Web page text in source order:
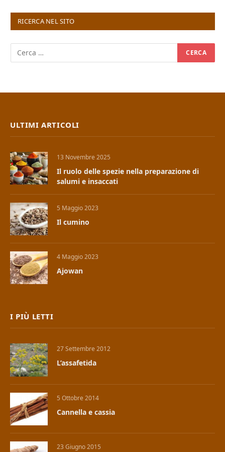
RICERCA NEL SITO
ULTIMI ARTICOLI
13 Novembre 2025
Il ruolo delle spezie nella preparazione di
salumi e insaccati
5 Maggio 2023
Il cumino
4 Maggio 2023
Ajowan
I PIÙ LETTI
27 Settembre 2012
L’assafetida
5 Ottobre 2014
Cannella e cassia
23 Giugno 2015